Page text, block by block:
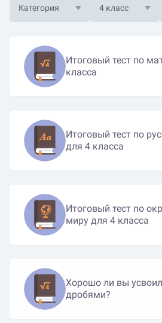
Категория 4 класс
Итоговый тест по
класса
Итоговый тест по
для 4 класса
Итоговый тест по
миру для 4 класса
Хорошо ли вы
дробями?